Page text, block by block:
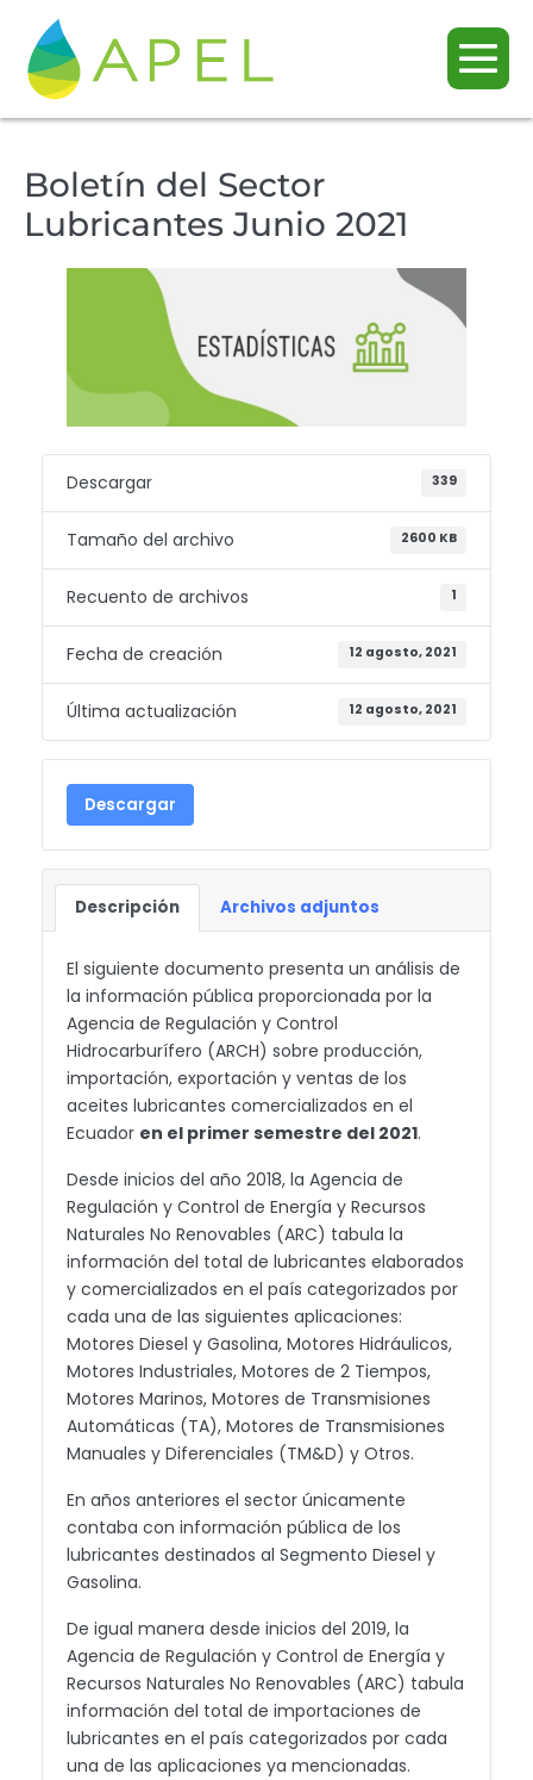
Boletín del Sector
Lubricantes Junio 2021
Descargar 339
Tamaño del archivo 2600 KB
Recuento de archivos 1
Fecha de creación 12 agosto, 2021
Última actualización 12 agosto, 2021
Descargar
Descripción Archivos adjuntos
El siguiente documento presenta un análisis de
la información pública proporcionada por la
Agencia de Regulación y Control
Hidrocarburífero (ARCH) sobre producción,
importación, exportación y ventas de los
aceites lubricantes comercializados en el
Ecuador en el primer semestre del 2021.
Desde inicios del año 2018, la Agencia de
Regulación y Control de Energía y Recursos
Naturales No Renovables (ARC) tabula la
información del total de lubricantes elaborados
y comercializados en el país categorizados por
cada una de las siguientes aplicaciones:
Motores Diesel y Gasolina, Motores Hidráulicos,
Motores Industriales, Motores de 2 Tiempos,
Motores Marinos, Motores de Transmisiones
Automáticas (TA), Motores de Transmisiones
Manuales y Diferenciales (TM&D) y Otros.
En años anteriores el sector únicamente
contaba con información pública de los
lubricantes destinados al Segmento Diesel y
Gasolina.
De igual manera desde inicios del 2019, la
Agencia de Regulación y Control de Energía y
Recursos Naturales No Renovables (ARC) tabula
información del total de importaciones de
lubricantes en el país categorizados por cada
una de las aplicaciones ya mencionadas.